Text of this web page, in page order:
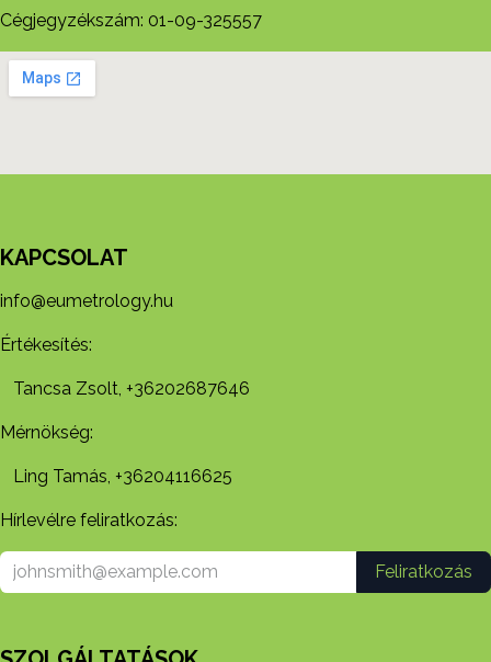
Cégjegyzékszám: 01-09-325557
KAPCSOLAT
info@eumetrology.hu
Értékesítés:
Tancsa Zsolt, +36202687646
Mérnökség:
Ling Tamás, +36204116625
Hírlevélre feliratkozás:
Feliratkozás